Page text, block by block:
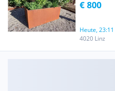
€ 800
Heute,
4020 Linz